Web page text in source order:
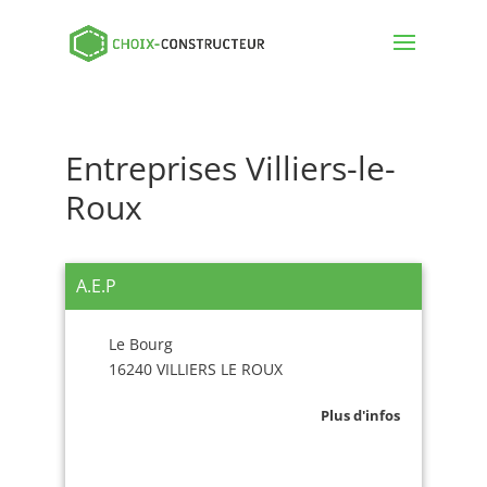
Entreprises Villiers-le-
Roux
A.E.P
Le Bourg
16240 VILLIERS LE ROUX
Plus d'infos